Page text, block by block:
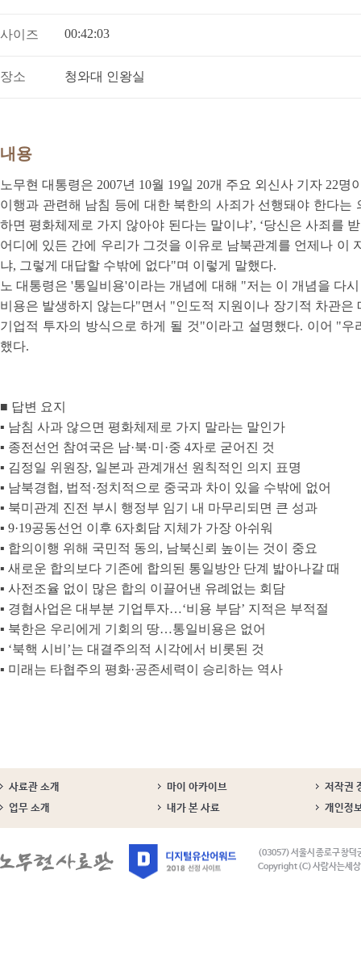
사이즈 00:42:03
장소 청와대 인왕실
내용
노무현 대통령은 2007년 10월 19일 20개 주요 외신사 기자 22
이행과 관련해 남침 등에 대한 북한의 사죄가 선행돼야 한다
하면 평화체제로 가지 않아야 된다는 말이냐’, ‘당신은 사죄를
어디에 있든 간에 우리가 그것을 이유로 남북관계를 언제나 이
냐, 그렇게 대답할 수밖에 없다"며 이렇게 말했다.
노 대통령은 '통일비용'이라는 개념에 대해 "저는 이 개념을 다
비용은 발생하지 않는다"면서 "인도적 지원이나 장기적 차관
기업적 투자의 방식으로 하게 될 것"이라고 설명했다. 이어 "
했다.
■ 답변 요지
▪ 남침 사과 않으면 평화체제로 가지 말라는 말인가
▪ 종전선언 참여국은 남·북·미·중 4자로 굳어진 것
▪ 김정일 위원장, 일본과 관계개선 원칙적인 의지 표명
▪ 남북경협, 법적·정치적으로 중국과 차이 있을 수밖에 없어
▪ 북미관계 진전 부시 행정부 임기 내 마무리되면 큰 성과
▪ 9·19공동선언 이후 6자회담 지체가 가장 아쉬워
▪ 합의이행 위해 국민적 동의, 남북신뢰 높이는 것이 중요
▪ 새로운 합의보다 기존에 합의된 통일방안 단계 밟아나갈 때
▪ 사전조율 없이 많은 합의 이끌어낸 유례없는 회담
▪ 경협사업은 대부분 기업투자…‘비용 부담’ 지적은 부적절
▪ 북한은 우리에게 기회의 땅…통일비용은 없어
▪ ‘북핵 시비’는 대결주의적 시각에서 비롯된 것
▪ 미래는 타협주의 평화·공존세력이 승리하는 역사
사료관 소개 마이 아카이브
저작권
업무 소개
내가 본 사료 개인정
(03057) 서울시 종로구 창덕
Copyright (C) 사람사는세